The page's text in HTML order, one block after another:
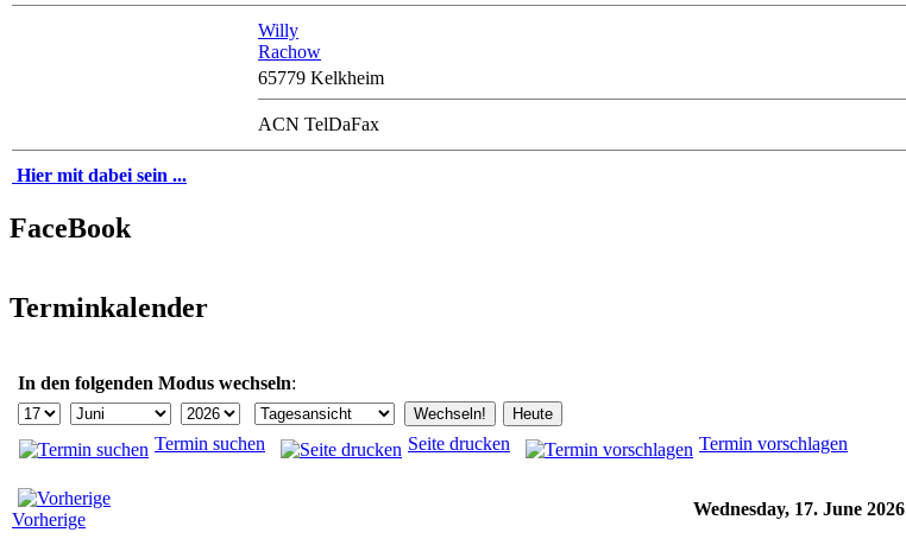
Willy
Rachow
65779 Kelkheim
ACN TelDaFax
Hier mit dabei sein ...
FaceBook
Terminkalender
In den folgenden Modus wechseln:
Termin suchen Seite drucken Termin vorschlagen
Vorherige
Wednesday, 17. June 2026